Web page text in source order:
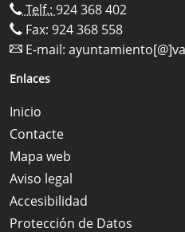
Telf.: 924 368 402
Fax: 924 368 558
E-mail:
Enlaces
Inicio
Contacte
Mapa web
Aviso legal
Accesibilidad
Protección de Datos